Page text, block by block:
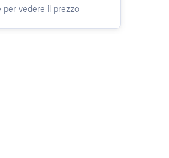
per vedere il prezzo